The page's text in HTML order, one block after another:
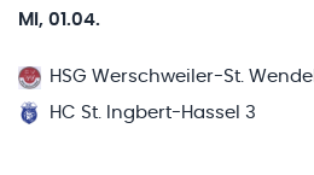
Mi, 01.04.
HSG Werschweiler-St. Wendel
HC St. Ingbert-Hassel 3